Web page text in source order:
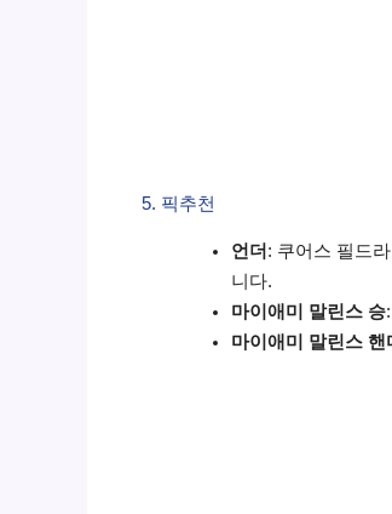
5. 픽추천
언더 : 쿠어스 필드
니다.
마이애미 말린스 승
마이애미 말린스 핸